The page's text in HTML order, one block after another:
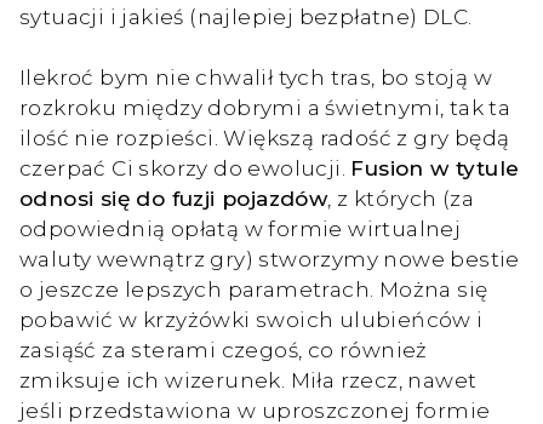
sytuacji i jakieś (najlepiej bezpłatne) DLC.
Ilekroć bym nie chwalił tych tras, bo stoją w
rozkroku między dobrymi a świetnymi, tak ta
ilość nie rozpieści. Większą radość z gry będą
czerpać Ci skorzy do ewolucji. Fusion w tytule
odnosi się do fuzji pojazdów, z których (za
odpowiednią opłatą w formie wirtualnej
waluty wewnątrz gry) stworzymy nowe bestie
o jeszcze lepszych parametrach. Można się
pobawić w krzyżówki swoich ulubieńców i
zasiąść za sterami czegoś, co również
zmiksuje ich wizerunek. Miła rzecz, nawet
jeśli przedstawiona w uproszczonej formie